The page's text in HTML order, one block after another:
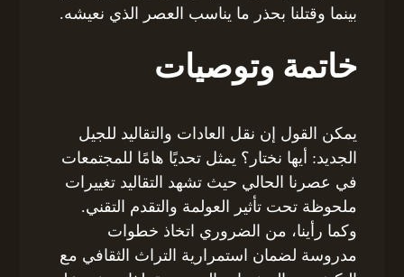
بينما وقتلنا بحذر ما يناسب العصر الذي نعيشه.
خاتمة وتوصيات
يمكن القول إن نقل العادات والتقاليد للجيل
الجديد: أيها نختار؟ يمثل تحديًا هامًا للمجتمعات
في عصرنا الحالي حيث تشهد التقاليد تغييرات
ملحوظة تحت تأثير العولمة والتقدم التقني.
وكما رأينا، من الضروري اتخاذ خطوات
مدروسة لضمان استمرارية التراث الثقافي مع